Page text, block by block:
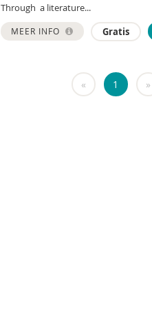
Through a literature...
MEER INFO Gratis
« 1 »